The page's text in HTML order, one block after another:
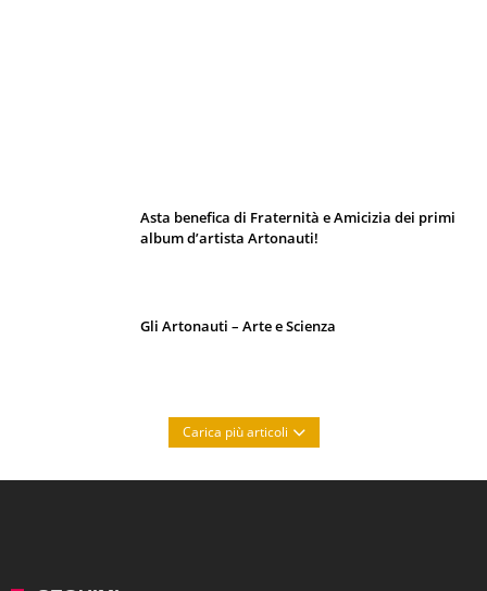
Asta benefica di Fraternità e Amicizia dei primi
album d’artista Artonauti!
Gli Artonauti – Arte e Scienza
Carica più articoli